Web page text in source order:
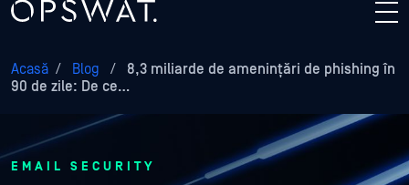
Acasă / Blog /
8,3 miliarde de amenințări de phishing în
90 de zile: De ce…
EMAIL SECURITY